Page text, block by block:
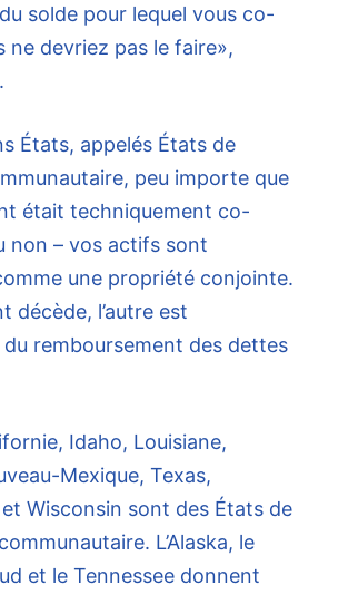
solde pour lequel vous co-
ne devriez pas le faire»,
États, appelés États de
peu importe que
était techniquement co-
non – vos actifs sont
une propriété conjointe.
décède, l’autre est
du remboursement des dettes
Idaho, Louisiane,
Mexique, Texas,
Wisconsin sont des États de
L’Alaska, le
et le Tennessee donnent